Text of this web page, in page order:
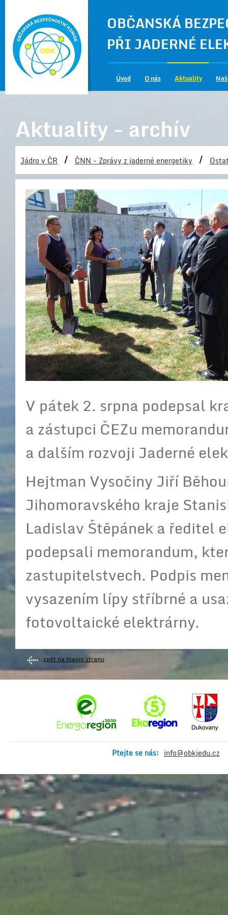
OBČANSKÁ
PŘI JADERNÉ
Úvod O nás Aktuality
Aktuality - archív
Jádro v ČR / ČNN - Zprávy z jaderné energetiky /
V pátek 2. srpna podepsal
a zástupci ČEZu
a dalším rozvoji Jaderné
Hejtman Vysočiny Jiří
Jihomoravského kraje
Ladislav Štěpánek a ředitel
podepsali memorandum,
zastupitelstvech. Podpis
vysazením lípy stříbrné a
fotovoltaické elektrárny.
zpět na hlavní stranu
Ptejte se nás: info@obkjedu.cz